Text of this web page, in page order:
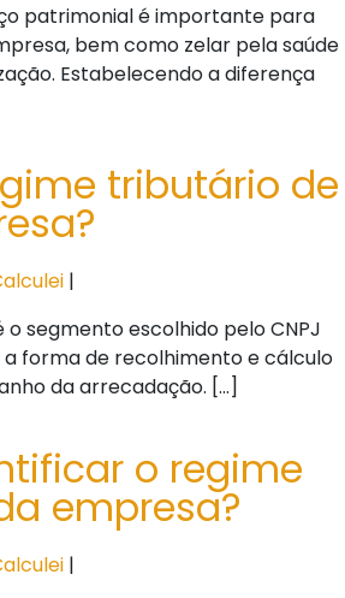
patrimonial é importante para
bem como zelar pela saúde
Estabelecendo a diferença
tributário de
|
segmento escolhido pelo CNPJ
forma de recolhimento e cálculo
da arrecadação. […]
o regime
empresa?
|